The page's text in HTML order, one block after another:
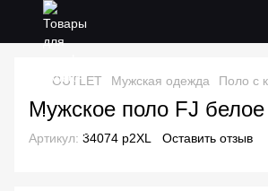
OUTLET Мужская одежда Поло с
Мужское поло FJ белое
Артикул: 34074 р2XL Оставить отзыв